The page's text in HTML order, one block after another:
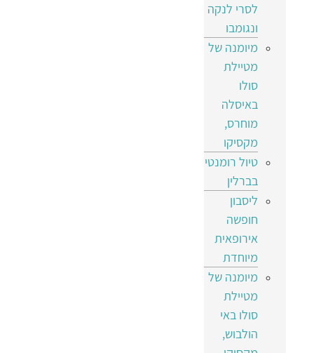
לסרי לנקה
ונגומבו
מיומנה של
מטיילת
סולו
באיסלה
מוחרס,
מקסיקו
טיול רומנטי
בברלין
ליסבון
חופשה
אירופאית
מיוחדת
מיומנה של
מטיילת
סולו באי
הולבוש,